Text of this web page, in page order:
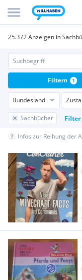
25.372 Anzeigen in
Bundesland
Sachbücher Filter
Filtern 1
Infos zur Reihung der